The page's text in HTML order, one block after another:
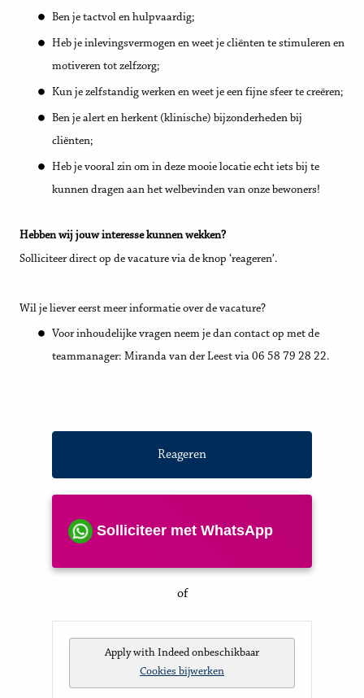
Ben je tactvol en hulpvaardig;
Heb je inlevingsvermogen en weet je cliënten te stimuleren en
motiveren tot zelfzorg;
Kun je zelfstandig werken en weet je een fijne sfeer te creëren;
Ben je alert en herkent (klinische) bijzonderheden bij
cliënten;
Heb je vooral zin om in deze mooie locatie echt iets bij te
kunnen dragen aan het welbevinden van onze bewoners!
Hebben wij jouw interesse kunnen wekken?
Solliciteer direct op de vacature via de knop ‘reageren’.
Wil je liever eerst meer informatie over de vacature?
Voor inhoudelijke vragen neem je dan contact op met de
teammanager: Miranda van der Leest via 06 58 79 28 22.
Reageren
Solliciteer met WhatsApp
of
Apply with Indeed onbeschikbaar
Cookies bijwerken